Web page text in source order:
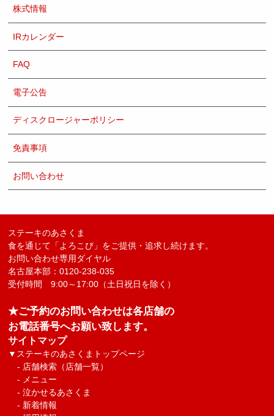
株式情報
IRカレンダー
FAQ
電子公告
ディスクロージャーポリシー
免責事項
お問い合わせ
ステーキのあさくま
食を通じて「よろこび」をご提供・追求し続けます。
お問い合わせ専用ダイヤル
名古屋本部：0120-238-035
受付時間 9:00～17:00（土日祝日を除く）
★ご予約のお問い合わせは各店舗の
お電話番号へお願い致します。
サイトマップ
▼ ステーキのあさくまトップページ
- 店舗検索（店舗一覧）
- メニュー
-泣かせるあさくま
- 新着情報